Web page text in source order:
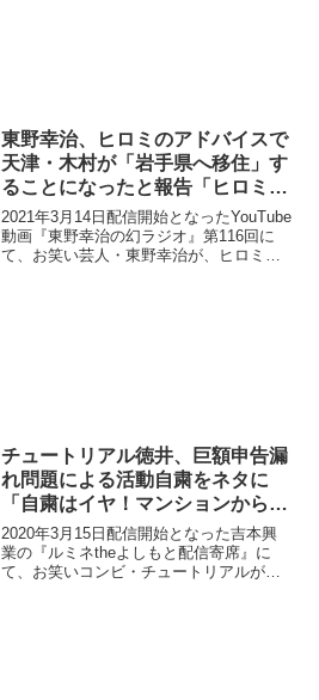
東野幸治、ヒロミのアドバイスで
天津・木村が「岩手県へ移住」す
ることになったと報告「ヒロミさ
んやっぱ賢い人やから」
2021年3月14日配信開始となったYouTube
動画『東野幸治の幻ラジオ』第116回に
て、お笑い芸人・東野幸治が、ヒロミの
チュートリアル徳井、巨額申告漏
れ問題による活動自粛をネタに
「自粛はイヤ！マンションから出
られへん！」
2020年3月15日配信開始となった吉本興
業の『ルミネtheよしもと配信寄席』に
て、お笑いコンビ・チュートリアルが漫